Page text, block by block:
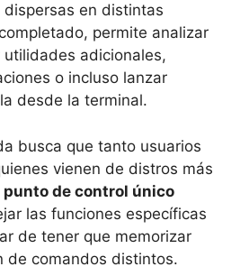
en distintas
permite analizar
adicionales,
o incluso lanzar
desde la terminal.
busca que tanto usuarios
vienen de distros más
punto de control único
las funciones específicas
de tener que memorizar
de comandos distintos.